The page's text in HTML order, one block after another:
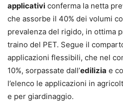
applicativi conferma la netta
che assorbe il 40% dei volumi
prevalenza del rigido, in ottima
traino del PET. Segue il
applicazioni flessibili, che nel
10%, sorpassate dall’edilizia e
l’elenco le applicazioni in
e per giardinaggio.